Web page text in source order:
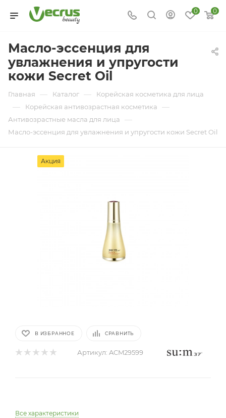
0 0
Масло-эссенция для
увлажнения и упругости
кожи Secret Oil
Главная — Каталог — Корейская косметика для лица
— Корейская антивозрастная косметика —
Антивозрастные масла для лица —
Масло-эссенция для увлажнения и упругости кожи Secret Oil
Акция
В ИЗБРАННОЕ СРАВНИТЬ
Артикул: ACM29599
Все характеристики